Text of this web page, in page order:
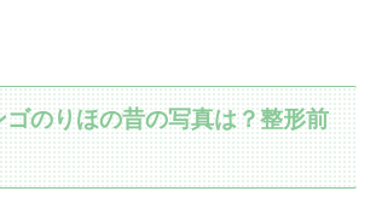
ゴのりほの昔の写真は？整形前